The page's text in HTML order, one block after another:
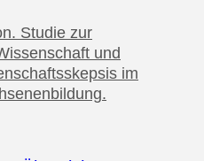
Studie zur
und
im